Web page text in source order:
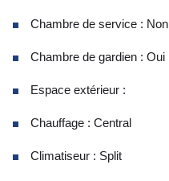
Chambre de service : Non
Chambre de gardien : Oui
Espace extérieur :
Chauffage : Central
Climatiseur : Split